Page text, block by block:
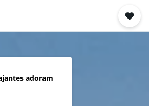
adoram